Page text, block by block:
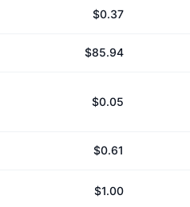
$0.37
$85.94
$0.05
$0.61
$1.00